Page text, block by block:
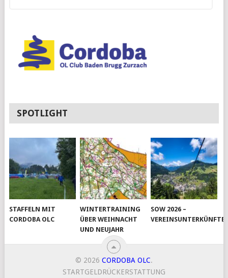
SPOTLIGHT
STAFFELN MIT
CORDOBA OLC
WINTERTRAINING
ÜBER WEIHNACHT
UND NEUJAHR
SOW 2026 –
VEREINSUNTERKÜNFTE
© 2026 CORDOBA OLC.
STARTGELDRÜCKERSTATTUNG